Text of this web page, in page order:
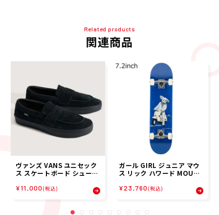
Related products
関連商品
ヴァンズ VANS ユニセック
ス スケートボード シューズ
ァー Skate Loafer VN00
¥11,000 (税込)
ガール GIRL ジュニア マウ
ス リック ハワード MOUSE
ード コンプリート G4924-
¥23,760 (税込)